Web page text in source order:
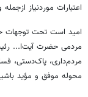
اعتبارات موردنیاز
امید است تحت توجهات
مردمی حضرت آیت‌ا...
مردم‌داری، پاک‌دستی،
محوله موفق و مؤید